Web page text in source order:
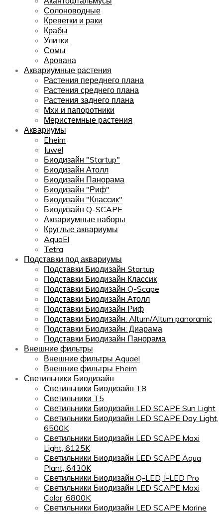
Солоноводные
Креветки и раки
Крабы
Улитки
Сомы
Арована
Аквариумные растения
Растения переднего плана
Растения среднего плана
Растения заднего плана
Мхи и папоротники
Меристемные растения
Аквариумы
Eheim
Juwel
Биодизайн "Startup"
Биодизайн Атолл
Биодизайн Панорама
Биодизайн "Риф"
Биодизайн "Классик"
Биодизайн Q-SCAPE
Аквариумные наборы
Круглые аквариумы
AquaEl
Tetra
Подставки под аквариумы
Подставки Биодизайн Startup
Подставки Биодизайн Классик
Подставки Биодизайн Q-Scape
Подставки Биодизайн Атолл
Подставки Биодизайн Риф
Подставки Биодизайн: Altum/Altum panoramic
Подставки Биодизайн: Диарама
Подставки Биодизайн Панорама
Внешние фильтры
Внешние фильтры Aquael
Внешние фильтры Eheim
Светильники Биодизайн
Светильники Биодизайн T8
Светильники T5
Светильники Биодизайн LED SCAPE Sun Light
Светильники Биодизайн LED SCAPE Day Light,
6500K
Светильники Биодизайн LED SCAPE Maxi
Light, 6125K
Светильники Биодизайн LED SCAPE Aqua
Plant, 6430K
Светильники Биодизайн Q-LED, I-LED Pro
Светильники Биодизайн LED SCAPE Maxi
Color, 6800K
Светильники Биодизайн LED SCAPE Marine